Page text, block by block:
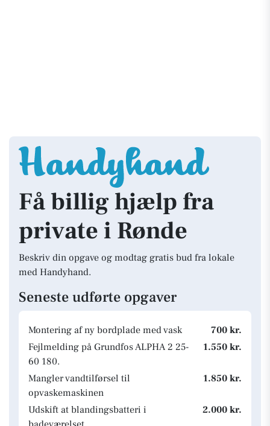
Få billig hjælp fra
private i Rønde
Beskriv din opgave og modtag gratis bud fra lokale
med Handyhand.
Seneste udførte opgaver
Montering af ny bordplade med vask
700 kr.
Fejlmelding på Grundfos ALPHA 2 25-
60 180.
1.550 kr.
Mangler vandtilførsel til
opvaskemaskinen
1.850 kr.
Udskift at blandingsbatteri i
2.000 kr.